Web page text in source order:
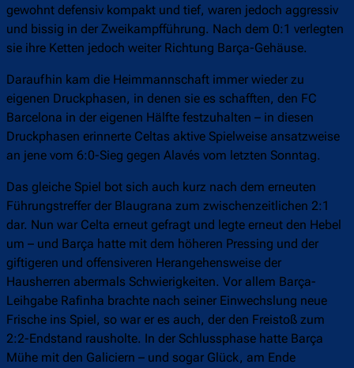
gewohnt defensiv kompakt und tief, waren jedoch aggressiv
und bissig in der Zweikampfführung. Nach dem 0:1 verlegten
sie ihre Ketten jedoch weiter Richtung Barça-Gehäuse.
Daraufhin kam die Heimmannschaft immer wieder zu
eigenen Druckphasen, in denen sie es schafften, den FC
Barcelona in der eigenen Hälfte festzuhalten – in diesen
Druckphasen erinnerte Celtas aktive Spielweise ansatzweise
an jene vom 6:0-Sieg gegen Alavés vom letzten Sonntag.
Das gleiche Spiel bot sich auch kurz nach dem erneuten
Führungstreffer der Blaugrana zum zwischenzeitlichen 2:1
dar. Nun war Celta erneut gefragt und legte erneut den Hebel
um – und Barça hatte mit dem höheren Pressing und der
giftigeren und offensiveren Herangehensweise der
Hausherren abermals Schwierigkeiten. Vor allem Barça-
Leihgabe Rafinha brachte nach seiner Einwechslung neue
Frische ins Spiel, so war er es auch, der den Freistoß zum
2:2-Endstand rausholte. In der Schlussphase hatte Barça
Mühe mit den Galiciern – und sogar Glück, am Ende